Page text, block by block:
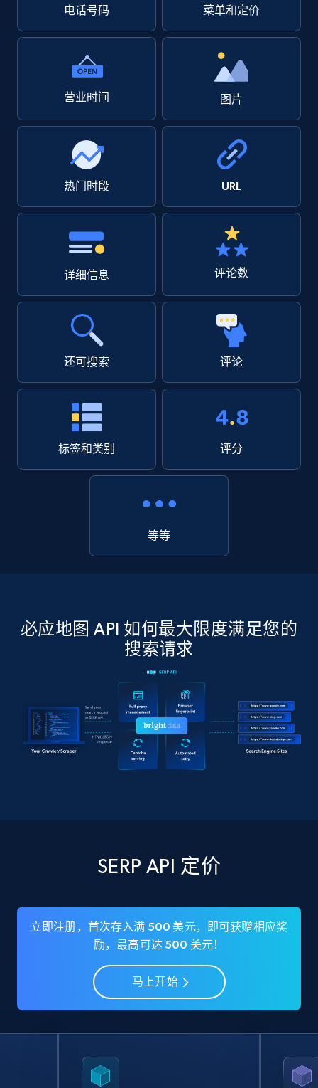
电话号码 菜单和定价
营业时间 图片
热门时段 URL
详细信息 评论数
还可搜索 评论
标签和类别 评分
等等
必应地图 API 如何最大限度满足您的
搜索请求
SERP API 定价
立即注册，首次存入满 500 美元，即可获赠相应奖
励，最高可达 500 美元！
马上开始